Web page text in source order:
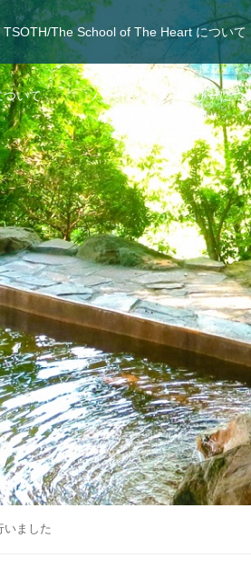
TSOTH/The School of The Heart について
ついて ハート・イメジェリーにつ
いました